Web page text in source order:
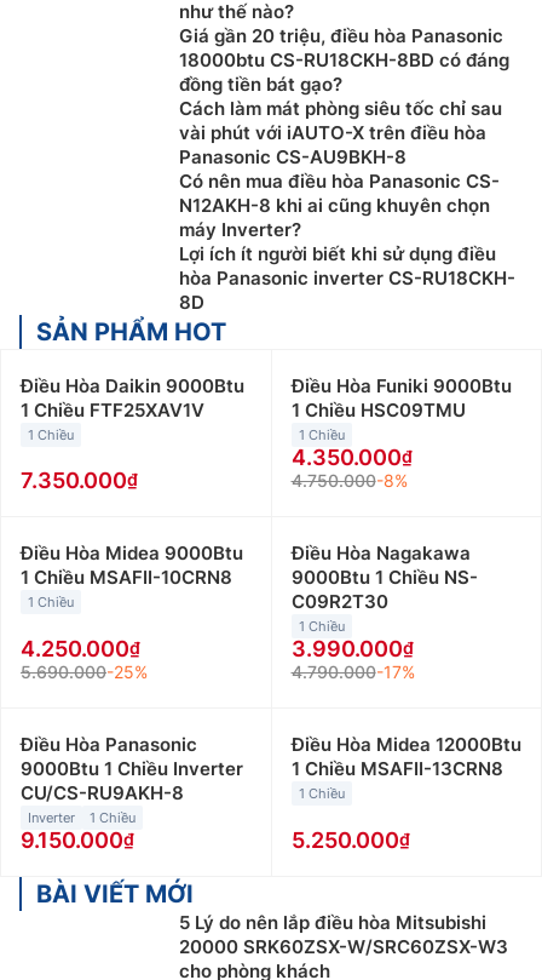
như thế nào?
Giá gần 20 triệu, điều hòa Panasonic
18000btu CS-RU18CKH-8BD có đáng
đồng tiền bát gạo?
Cách làm mát phòng siêu tốc chỉ sau
vài phút với iAUTO-X trên điều hòa
Panasonic CS-AU9BKH-8
Có nên mua điều hòa Panasonic CS-
N12AKH-8 khi ai cũng khuyên chọn
máy Inverter?
Lợi ích ít người biết khi sử dụng điều
hòa Panasonic inverter CS-RU18CKH-
8D
SẢN PHẨM HOT
Điều Hòa Daikin 9000Btu
1 Chiều FTF25XAV1V
1 Chiều
7.350.000
Điều Hòa Funiki 9000Btu
1 Chiều HSC09TMU
1 Chiều
4.350.000
4.750.000-8%
Điều Hòa Midea 9000Btu
1 Chiều MSAFII-10CRN8
1 Chiều
4.250.000
5.690.000-25%
Điều Hòa Nagakawa
9000Btu 1 Chiều NS-
C09R2T30
1 Chiều
3.990.000
4.790.000-17%
Điều Hòa Panasonic
9000Btu 1 Chiều Inverter
CU/CS-RU9AKH-8
Inverter 1 Chiều
9.150.000
Điều Hòa Midea 12000Btu
1 Chiều MSAFII-13CRN8
1 Chiều
5.250.000
BÀI VIẾT MỚI
5 Lý do nên lắp điều hòa Mitsubishi
20000 SRK60ZSX-W/SRC60ZSX-W3
cho phòng khách